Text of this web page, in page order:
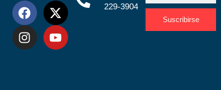
229-3904
Suscribirse